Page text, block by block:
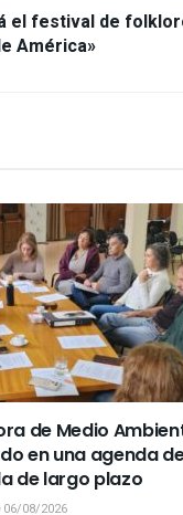
el festival de
América»
de Medio
en una agenda
de largo plazo
06/08/2026